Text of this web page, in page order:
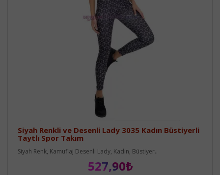
Siyah Renkli ve Desenli Lady 3035 Kadın Büstiyerli
Taytlı Spor Takım
Siyah Renk, Kamuflaj Desenli Lady, Kadın, Büstiyer..
527,90₺